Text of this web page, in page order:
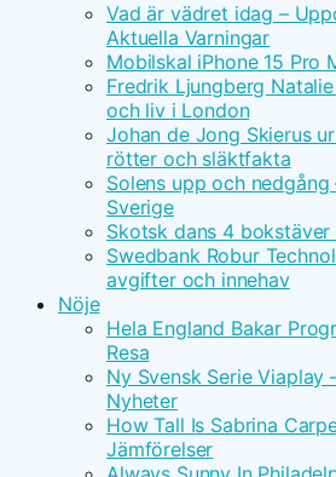
Vad är vädret idag –
Aktuella Varningar
Mobilskal iPhone 15 Pro
Fredrik Ljungberg
och liv i London
Johan de Jong Skierus
rötter och släktfakta
Solens upp och
Sverige
Skotsk dans 4
Swedbank Robur
avgifter och innehav
Nöje
Hela England Bakar
Resa
Ny Svensk Serie Viaplay
Nyheter
How Tall Is Sabrina
Jämförelser